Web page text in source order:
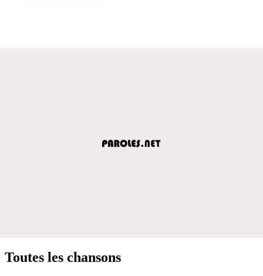
Toutes les chansons